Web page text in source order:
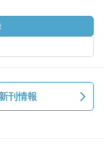
刊情報